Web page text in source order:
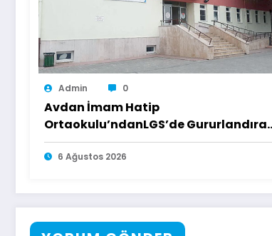
Admin 0
Avdan İmam Hatip
Ortaokulu’ndanLGS’de
Başarı
6 Ağustos 2026